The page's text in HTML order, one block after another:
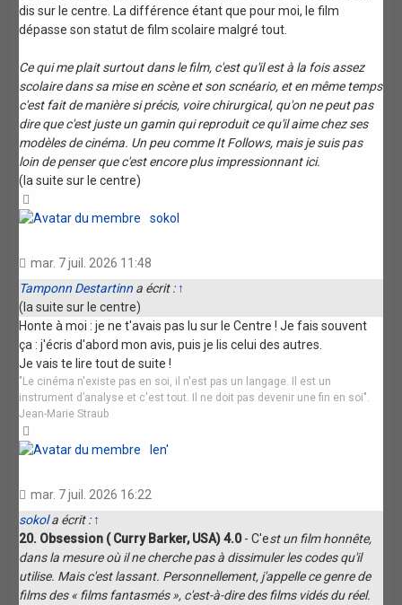
dis sur le centre. La différence étant que pour moi, le film
dépasse son statut de film scolaire malgré tout.
Ce qui me plait surtout dans le film, c'est qu'il est à la fois assez
scolaire dans sa mise en scène et son scnéario, et en même temps
c'est fait de manière si précis, voire chirurgical, qu'on ne peut pas
dire que c'est juste un gamin qui reproduit ce qu'il aime chez ses
modèles de cinéma. Un peu comme It Follows, mais je suis pas
loin de penser que c'est encore plus impressionnant ici.
(la suite sur le centre)
sokol
mar. 7 juil. 2026 11:48
Tamponn Destartinn a écrit : ↑
(la suite sur le centre)
Honte à moi : je ne t'avais pas lu sur le Centre ! Je fais souvent
ça : j'écris d'abord mon avis, puis je lis celui des autres.
Je vais te lire tout de suite !
"Le cinéma n'existe pas en soi, il n'est pas un langage. Il est un
instrument d’analyse et c'est tout. Il ne doit pas devenir une fin en soi".
Jean-Marie Straub
len'
mar. 7 juil. 2026 16:22
sokola écrit : ↑
20. Obsession ( Curry Barker, USA) 4.0- C'est un film honnête,
dans la mesure où il ne cherche pas à dissimuler les codes qu'il
utilise. Mais c'est lassant. Personnellement, j'appelle ce genre de
films des « films fantasmés », c'est-à-dire des films vidés du réel.